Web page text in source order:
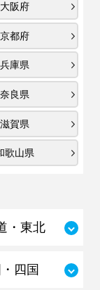
大阪府
京都府
兵庫県
奈良県
滋賀県
歌山県
・東北
四国